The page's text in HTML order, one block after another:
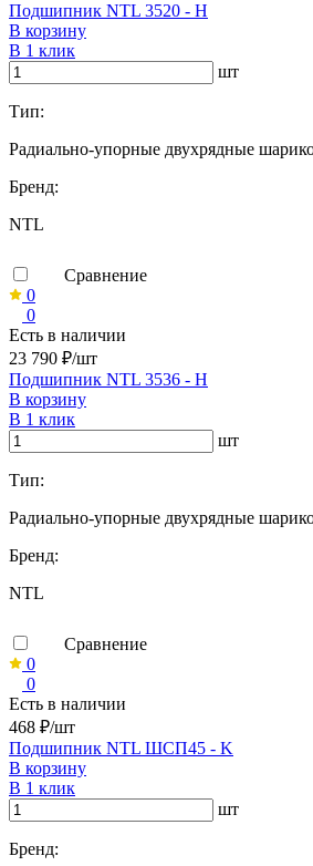
Подшипник NTL 3520 - H
В корзину
В 1 клик
шт
Тип:
Радиально-упорные двухрядные
Бренд:
NTL
Сравнение
0
0
Есть в наличии
23 790 ₽/шт
Подшипник NTL 3536 - H
В корзину
В 1 клик
шт
Тип:
Радиально-упорные двухрядные
Бренд:
NTL
Сравнение
0
0
Есть в наличии
468 ₽/шт
Подшипник NTL ШСП45 - K
В корзину
В 1 клик
шт
Бренд: